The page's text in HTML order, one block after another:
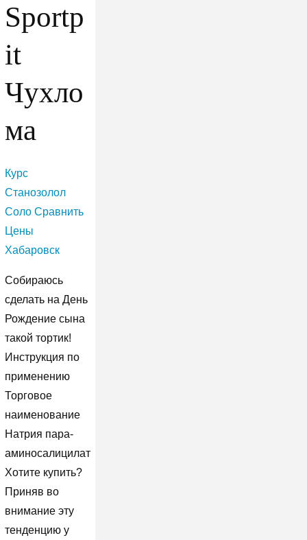
Sportp
it
Чухло
ма
Курс
Станозолол
Соло Сравнить
Цены
Хабаровск
Собираюсь
сделать на День
Рождение сына
такой тортик!
Инструкция по
применению
Торговое
наименование
Натрия пара-
аминосалицилат
Хотите купить?
Приняв во
внимание эту
тенденцию у